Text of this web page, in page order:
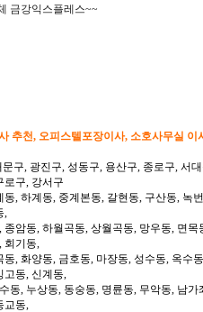
금강익스플레스~~
추천, 오피스텔포장이사, 소호사무실 이
구, 광진구, 성동구, 용산구, 종로구, 서
로구, 강서구
, 하계동, 중계본동, 갈현동, 구산동, 녹
,
암동, 하월곡동, 상월곡동, 망우동, 면
회기동,
, 화양동, 금호동, 마장동, 성수동, 옥수
고동, 신계동,
동, 누상동, 동숭동, 명륜동, 무악동, 남
교동,